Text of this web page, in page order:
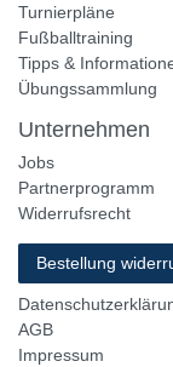
Turnierpläne
Fußballtraining
Tipps &
Übungssammlung
Unternehmen
Jobs
Partnerprogramm
Widerrufsrecht
Bestellung
AGB
Impressum